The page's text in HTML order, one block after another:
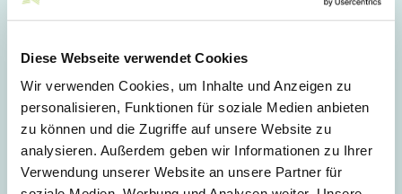
Diese Webseite verwendet Cookies
Wir verwenden Cookies, um Inhalte und Anzeigen zu
personalisieren, Funktionen für soziale Medien anbieten
zu können und die Zugriffe auf unsere Website zu
analysieren. Außerdem geben wir Informationen zu Ihrer
Verwendung unserer Website an unsere Partner für
Nachhaltige DNA
Verantwortung für Mensch und Natur zu übernehmen und
das Engagement für faire Arbeitsbedingungen sind feste
Bestandteile der Firmenphilosophie des Familien-
Unternehmens mit Sitz in Tettnang. Auf diesen Werten
basiert der VAUDE Spirit.
Birgit Bohnert, Geschäftsleitung der VAUDE Franchise GmbH,
verdeutlicht: